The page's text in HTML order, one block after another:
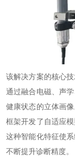
该解决方案的核心
通过融合电磁、声
健康状态的立体画
框架开发了自适应
这种智能化特征使
不断提升诊断精度。